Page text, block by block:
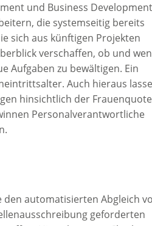
und Business Development
die systemseitig bereits
sich aus künftigen Projekten
verschaffen, ob und
Aufgaben zu bewältigen. Ein
Auch hieraus
hinsichtlich der Frauenquote
Personalverantwortliche
den automatisierten Abgleich
geforderten